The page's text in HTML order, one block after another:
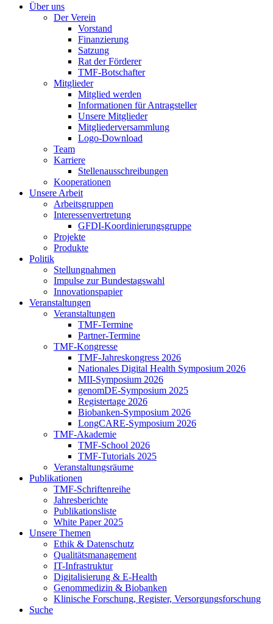
Über uns
Der Verein
Vorstand
Finanzierung
Satzung
Rat der Förderer
TMF-Botschafter
Mitglieder
Mitglied werden
Informationen für Antragsteller
Unsere Mitglieder
Mitgliederversammlung
Logo-Download
Team
Karriere
Stellenausschreibungen
Kooperationen
Unsere Arbeit
Arbeitsgruppen
Interessenvertretung
GFDI-Koordinierungsgruppe
Projekte
Produkte
Politik
Stellungnahmen
Impulse zur Bundestagswahl
Innovationspapier
Veranstaltungen
Veranstaltungen
TMF-Termine
Partner-Termine
TMF-Kongresse
TMF-Jahreskongress 2026
Nationales Digital Health Symposium 2026
MII-Symposium 2026
genomDE-Symposium 2025
Registertage 2026
Biobanken-Symposium 2026
LongCARE-Symposium 2026
TMF-Akademie
TMF-School 2026
TMF-Tutorials 2025
Veranstaltungsräume
Publikationen
TMF-Schriftenreihe
Jahresberichte
Publikationsliste
White Paper 2025
Unsere Themen
Ethik & Datenschutz
Qualitätsmanagement
IT-Infrastruktur
Digitalisierung & E-Health
Genommedizin & Biobanken
Klinische Forschung, Register, Versorgungsforschung
Suche